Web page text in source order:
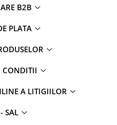
B2B
PLATA
CONDITII
A LITIGIILOR
SAL